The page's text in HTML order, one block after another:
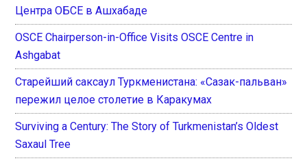
Центра ОБСЕ в Ашхабаде
OSCE Chairperson-in-Office Visits OSCE Centre in
Ashgabat
Старейший саксаул Туркменистана: «Сазак-пальван»
пережил целое столетие в Каракумах
Surviving a Century: The Story of Turkmenistan’s Oldest
Saxaul Tree